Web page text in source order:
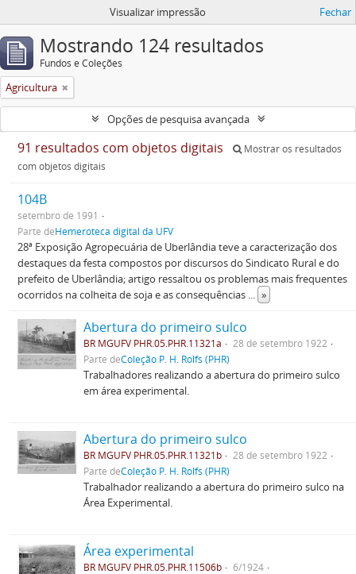
Visualizar impressão Fechar
Mostrando 124 resultados
Fundos e Coleções
Agricultura
Opções de pesquisa avançada
91 resultados com objetos digitais
Mostrar os resultados
com objetos digitais
104B
setembro de 1991
Parte deHemeroteca digital da UFV
28ª Exposição Agropecuária de Uberlândia teve a caracterização dos
destaques da festa compostos por discursos do Sindicato Rural e do
prefeito de Uberlândia; artigo ressaltou os problemas mais frequentes
ocorridos na colheita de soja e as consequências ... »
Abertura do primeiro sulco
BR MGUFV PHR.05.PHR.11321a
28 de setembro 1922
Parte deColeção P. H. Rolfs (PHR)
Trabalhadores realizando a abertura do primeiro sulco
em área experimental.
Abertura do primeiro sulco
BR MGUFV PHR.05.PHR.11321b
28 de setembro 1922
Parte deColeção P. H. Rolfs (PHR)
Trabalhador realizando a abertura do primeiro sulco na
Área Experimental.
Área experimental
BR MGUFV PHR.05.PHR.11506b
6/1924